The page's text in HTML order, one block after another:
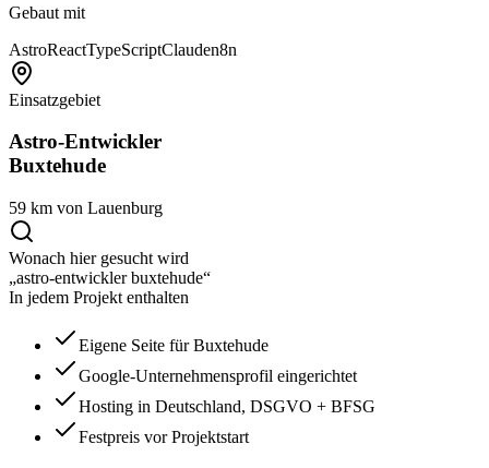
Gebaut mit
AstroReactTypeScriptClauden8n
Einsatzgebiet
Astro-Entwickler
Buxtehude
59 km von Lauenburg
Wonach hier gesucht wird
„astro-entwickler buxtehude“
In jedem Projekt enthalten
Eigene Seite für Buxtehude
Google-Unternehmensprofil eingerichtet
Hosting in Deutschland, DSGVO + BFSG
Festpreis vor Projektstart